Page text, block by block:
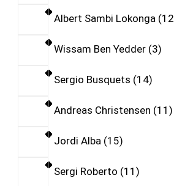
Albert Sambi Lokonga 12
Wissam Ben Yedder 3
Sergio Busquets 14
Andreas Christensen 11
Jordi Alba 15
Sergi Roberto 11